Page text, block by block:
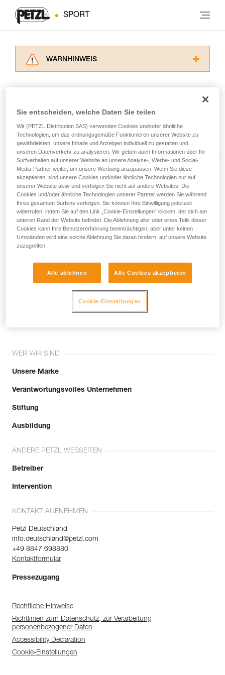
SPORT
WARNHINWEIS
ziehen. Um diese Zusatzinformationen
der Gebrauchsanweisung enthaltenen
Informationen richtig verstanden haben.
Die Beherrschung dieser Techniken setzt eine
entsprechende Ausbildung und ein spezielles
Training voraus. Prüfen Sie zusammen mit
einem Profi, ob Sie in der Lage sind, den
Vorgang alleine sicher zu wiederholen, bevor
Sie ihn eigenständig durchführen.
Wir geben Beispiele für die mit Ihrer Aktivität
verbundenen Techniken. Möglicherweise gibt es
noch andere Techniken, die hier nicht
beschrieben werden.
Alle Techniken ansehen
Newsletter abonnieren
und auf dem Laufenden bleiben
Email *
Tritt der Community bei!
WER WIR SIND
Unsere Marke
Verantwortungsvolles Unternehmen
Stiftung
Ausbildung
ANDERE PETZL WEBSEITEN
Betreiber
Intervention
KONTAKT AUFNEHMEN
Petzl Deutschland
info.deutschland@petzl.com
+49 8847 698880
Kontaktformular
Pressezugang
Rechtliche Hinweise
Richtlinien zum Datenschutz, zur Verarbeitung
personenbezogener Daten
Accessibility Declaration
Cookie-Einstellungen
Sie entscheiden, welche Daten Sie teilen
Wir (PETZL Distribution SAS) verwenden Cookies und/oder ähnliche
Technologien, um das ordnungsgemäße Funktionieren unserer Website zu
gewährleisten, unsere Inhalte und Anzeigen individuell zu gestalten und
unseren Datenverkehr zu analysieren. Wir geben auch Informationen über Ihr
Surfverhalten auf unserer Website an unsere Analyse-, Werbe- und Social-
Media-Partner weiter, um unsere Werbung anzupassen. Wenn Sie diese
akzeptieren, sind unsere Cookies und/oder ähnliche Technologien nur auf
unserer Website aktiv und verfolgen Sie nicht auf andere Websites. Die
Cookies und/oder ähnliche Technologien unserer Partner werden Sie während
Ihres gesamten Surfens verfolgen. Sie können Ihre Einwilligung jederzeit
widerrufen, indem Sie auf den Link „Cookie-Einstellungen“ klicken, der sich am
unteren Rand der Website befindet. Die Ablehnung aller oder eines Teils dieser
Cookies kann Ihre Benutzererfahrung beeinträchtigen, aber unter keinen
Umständen wird eine solche Ablehnung Sie daran hindern, auf unsere Website
zuzugreifen.
Alle ablehnen Alle Cookies akzeptieren
Cookie-Einstellungen